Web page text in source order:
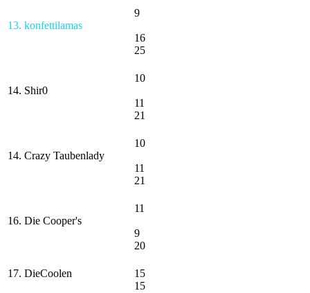
13. konfettilamas
9
16
25
14. Shir0
10
11
21
14. Crazy Taubenlady
10
11
21
16. Die Cooper's
11
9
20
17. DieCoolen
15
15